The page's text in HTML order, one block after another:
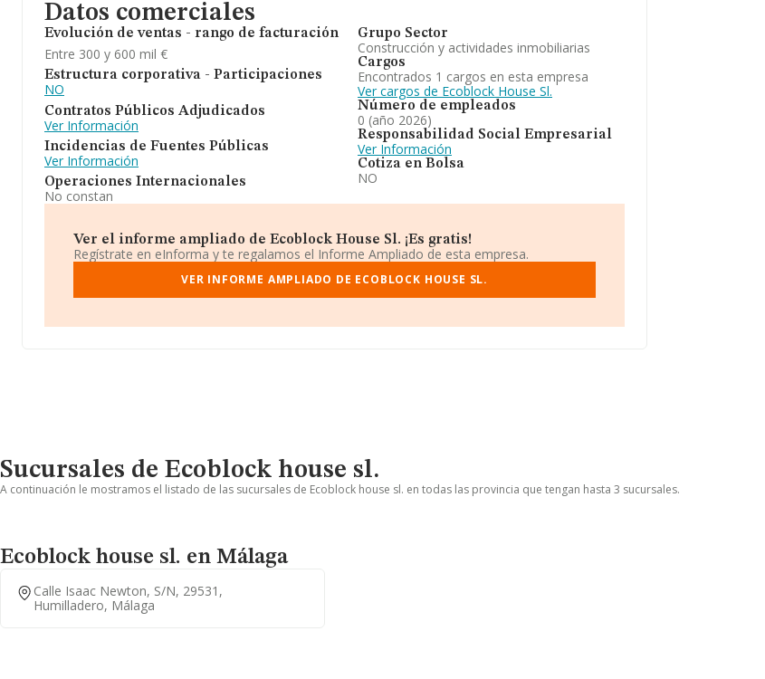
Datos comerciales
Evolución de ventas - rango de facturación
Entre 300 y 600 mil €
Estructura corporativa - Participaciones
NO
Contratos Públicos Adjudicados
Ver Información
Incidencias de Fuentes Públicas
Ver Información
Operaciones Internacionales
No constan
Grupo Sector
Construcción y actividades inmobiliarias
Cargos
Encontrados 1 cargos en esta empresa
Ver cargos de Ecoblock House Sl.
Número de empleados
0 (año 2026)
Responsabilidad Social Empresarial
Ver Información
Cotiza en Bolsa
NO
Ver el informe ampliado de Ecoblock House Sl. ¡Es gratis!
Regístrate en eInforma y te regalamos el Informe Ampliado de esta empresa.
VER INFORME AMPLIADO DE ECOBLOCK HOUSE SL.
Sucursales de Ecoblock house sl.
A continuación le mostramos el listado de las sucursales de Ecoblock house sl. en todas las provincia que tengan hasta 3 sucursales.
Ecoblock house sl. en Málaga
Calle Isaac Newton, S/n, 29531,
Humilladero, Málaga